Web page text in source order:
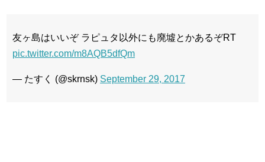
友ヶ島はいいぞ ラピュタ以外にも廃墟とかあるぞRT
pic.twitter.com/m8AQB5dfQm
— たすく (@skrnsk) September 29, 2017